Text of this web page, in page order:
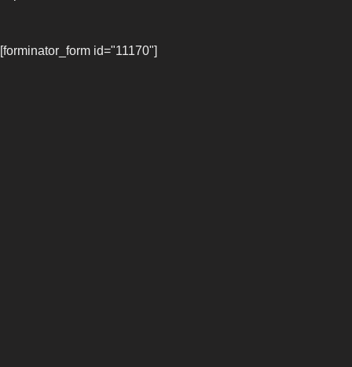
[forminator_form id="11170"]